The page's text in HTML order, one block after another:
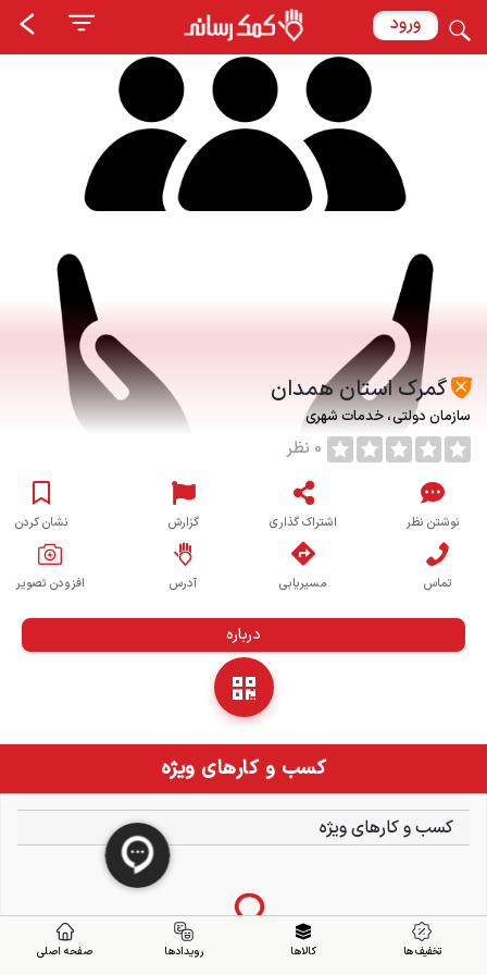
ورود
گمرک استان همدان
سازمان دولتی خدمات شهری
0 نظر
نوشتن نظر اشتراک گذاری گزارش نشان کردن
تماس مسیریابی آدرس افزودن تصویر
درباره
کسب و کارهای ویژه
کسب و کارهای ویژه
تخفیف ها کالاها رویدادها صفحه اصلی